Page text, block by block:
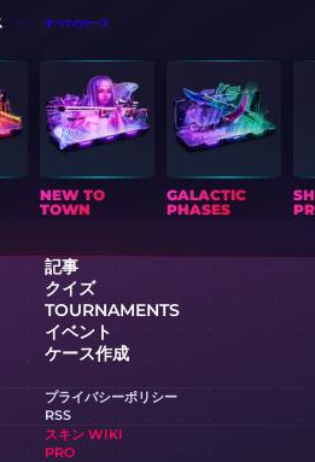
すべてのケース
NEW TO
TOWN
GALACTIC
PHASES
記事
クイズ
TOURNAMENTS
イベント
ケース作成
プライバシーポリシー
RSS
スキン WIKI
PRO